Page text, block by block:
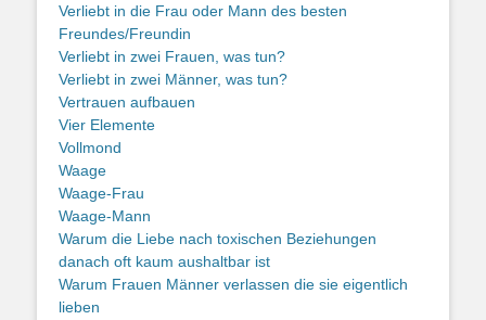
Verliebt in die Frau oder Mann des besten
Freundes/Freundin
Verliebt in zwei Frauen, was tun?
Verliebt in zwei Männer, was tun?
Vertrauen aufbauen
Vier Elemente
Vollmond
Waage
Waage-Frau
Waage-Mann
Warum die Liebe nach toxischen Beziehungen
danach oft kaum aushaltbar ist
Warum Frauen Männer verlassen die sie eigentlich
lieben